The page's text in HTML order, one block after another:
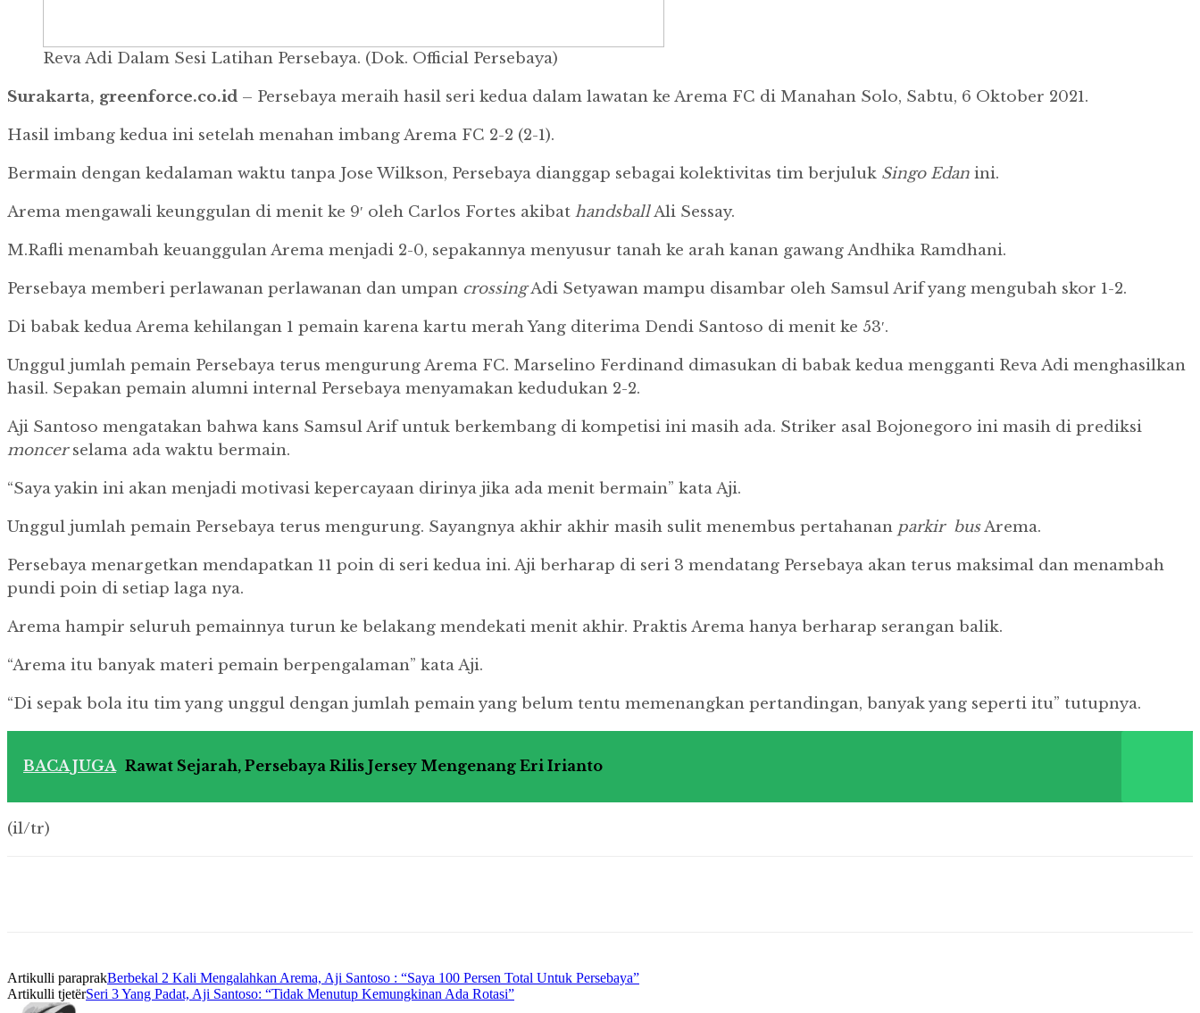
Reva Adi Dalam Sesi Latihan Persebaya. (Dok. Official Persebaya)
Surakarta, greenforce.co.id – Persebaya meraih hasil seri kedua dalam lawatan ke Arema FC di Manahan Solo, Sabtu, 6 Oktober 2021.
Hasil imbang kedua ini setelah menahan imbang Arema FC 2-2 (2-1).
Bermain dengan kedalaman waktu tanpa Jose Wilkson, Persebaya dianggap sebagai kolektivitas tim berjuluk Singo Edan ini.
Arema mengawali keunggulan di menit ke 9′ oleh Carlos Fortes akibat handsballAli Sessay.
M.Rafli menambah keuanggulan Arema menjadi 2-0, sepakannya menyusur tanah ke arah kanan gawang Andhika Ramdhani.
Persebaya memberi perlawanan perlawanan dan umpan crossingAdi Setyawan mampu disambar oleh Samsul Arif yang mengubah skor 1-2.
Di babak kedua Arema kehilangan 1 pemain karena kartu merah Yang diterima Dendi Santoso di menit ke 53′.
Unggul jumlah pemain Persebaya terus mengurung Arema FC. Marselino Ferdinand dimasukan di babak kedua mengganti Reva Adi menghasilkan
hasil. Sepakan pemain alumni internal Persebaya menyamakan kedudukan 2-2.
Aji Santoso mengatakan bahwa kans Samsul Arif untuk berkembang di kompetisi ini masih ada. Striker asal Bojonegoro ini masih di prediksi
moncerselama ada waktu bermain.
“Saya yakin ini akan menjadi motivasi kepercayaan dirinya jika ada menit bermain” kata Aji.
Unggul jumlah pemain Persebaya terus mengurung. Sayangnya akhir akhir masih sulit menembus pertahanan parkir busArema.
Persebaya menargetkan mendapatkan 11 poin di seri kedua ini. Aji berharap di seri 3 mendatang Persebaya akan terus maksimal dan menambah
pundi poin di setiap laga nya.
Arema hampir seluruh pemainnya turun ke belakang mendekati menit akhir. Praktis Arema hanya berharap serangan balik.
“Arema itu banyak materi pemain berpengalaman” kata Aji.
“Di sepak bola itu tim yang unggul dengan jumlah pemain yang belum tentu memenangkan pertandingan, banyak yang seperti itu” tutupnya.
BACA JUGA Rawat Sejarah, Persebaya Rilis Jersey Mengenang Eri Irianto
(il/tr)
Artikulli paraprakBerbekal 2 Kali Mengalahkan Arema, Aji Santoso : “Saya 100 Persen Total Untuk Persebaya”
Artikulli tjetërSeri 3 Yang Padat, Aji Santoso: “Tidak Menutup Kemungkinan Ada Rotasi”